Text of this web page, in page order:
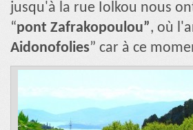
jusqu'à la rue Iolkou nous
“pont Zafrakopoulou”, où
Aidonofolies” car à ce